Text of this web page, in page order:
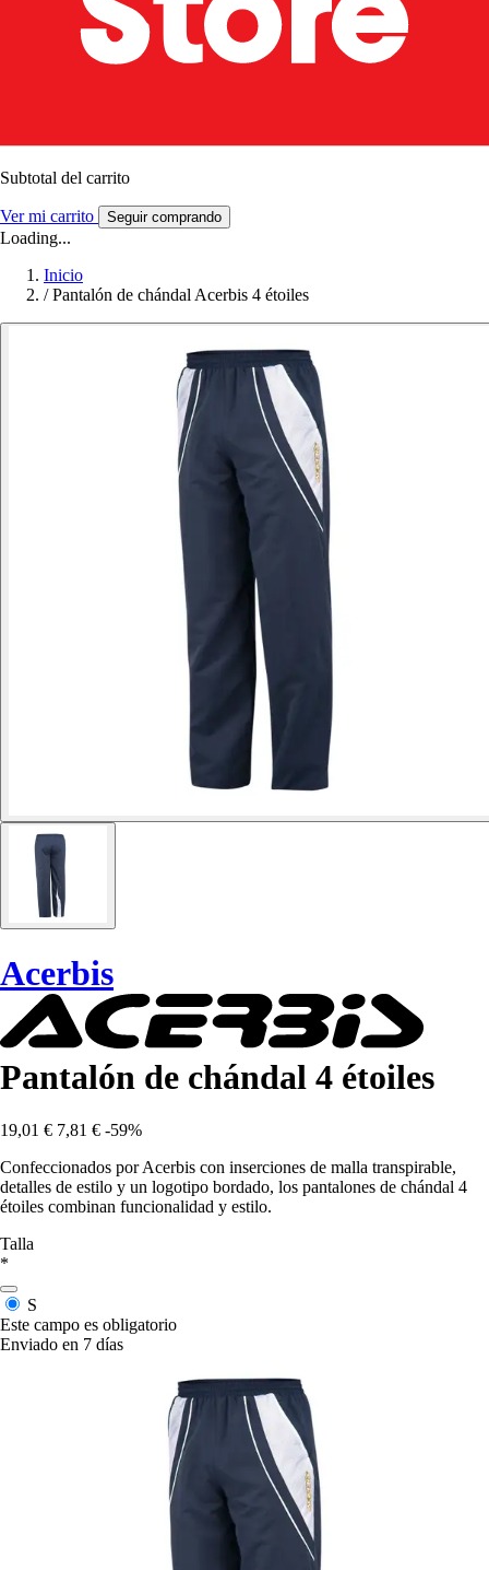
Subtotal del carrito
Ver mi carrito Seguir comprando
Loading...
Inicio
/ Pantalón de chándal Acerbis 4 étoiles
Acerbis
Pantalón de chándal 4 étoiles
19,01 € 7,81 € -59%
Confeccionados por Acerbis con inserciones de malla transpirable,
detalles de estilo y un logotipo bordado, los pantalones de chándal 4
étoiles combinan funcionalidad y estilo.
Talla
*
S
Este campo es obligatorio
Enviado en 7 días